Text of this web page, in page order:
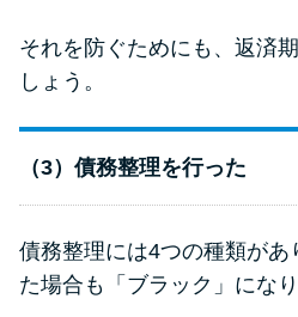
それを防ぐためにも、返済
しょう。
（3）債務整理を行った
債務整理には4つの種類が
た場合も「ブラック」になり